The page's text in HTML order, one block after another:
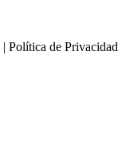
| Política de Privacidad